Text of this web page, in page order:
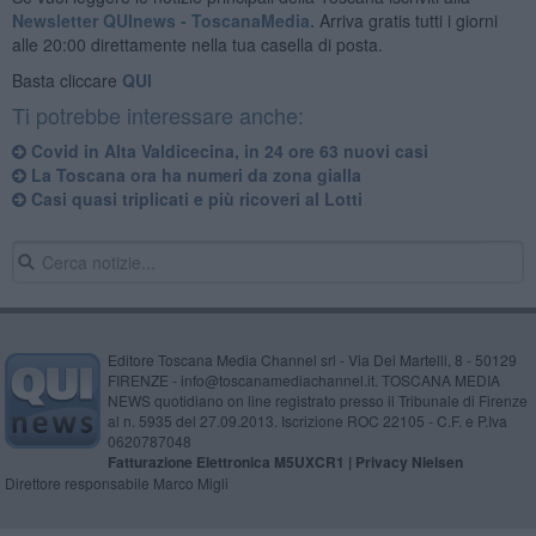
Newsletter QUInews - ToscanaMedia. Arriva gratis tutti i giorni
alle 20:00 direttamente nella tua casella di posta.
Basta cliccare QUI
Ti potrebbe interessare anche:
Covid in Alta Valdicecina, in 24 ore 63 nuovi casi
La Toscana ora ha numeri da zona gialla
Casi quasi triplicati e più ricoveri al Lotti
Editore Toscana Media Channel srl - Via Dei Martelli, 8 - 50129
FIRENZE - info@toscanamediachannel.it. TOSCANA MEDIA
NEWS quotidiano on line registrato presso il Tribunale di Firenze
al n. 5935 del 27.09.2013. Iscrizione ROC 22105 - C.F. e P.Iva
0620787048
Fatturazione Elettronica M5UXCR1 | Privacy Nielsen
Direttore responsabile Marco Migli